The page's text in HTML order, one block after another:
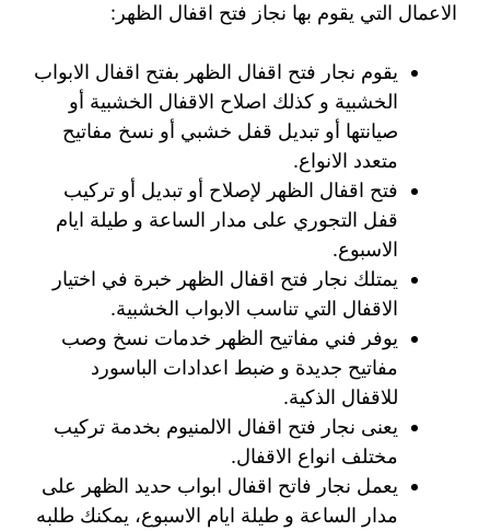
الاعمال التي يقوم بها نجاز فتح اقفال الظهر:
يقوم نجار فتح اقفال الظهر بفتح اقفال الابواب
الخشبية و كذلك اصلاح الاقفال الخشبية أو
صيانتها أو تبديل قفل خشبي أو نسخ مفاتيح
متعدد الانواع.
فتح اقفال الظهر لإصلاح أو تبديل أو تركيب
قفل التجوري على مدار الساعة و طيلة ايام
الاسبوع.
يمتلك نجار فتح اقفال الظهر خبرة في اختيار
الاقفال التي تناسب الابواب الخشبية.
يوفر فني مفاتيح الظهر خدمات نسخ وصب
مفاتيح جديدة و ضبط اعدادات الباسورد
للاقفال الذكية.
يعنى نجار فتح اقفال الالمنيوم بخدمة تركيب
مختلف انواع الاقفال.
يعمل نجار فاتح اقفال ابواب حديد الظهر على
مدار الساعة و طيلة ايام الاسبوع، يمكنك طلبه